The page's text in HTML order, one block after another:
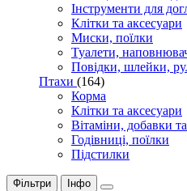
Інструменти для
Клітки та аксесуари
Миски, поїлки
Туалети,
Повідки, шлейки,
Птахи (164)
Корма
Клітки та аксесуари
Вітаміни, добавки
Годівниці, поїлки
Підстилки
Фільтри Інфо